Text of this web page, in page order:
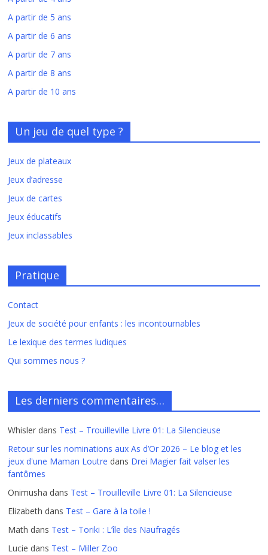
A partir de 5 ans
A partir de 6 ans
A partir de 7 ans
A partir de 8 ans
A partir de 10 ans
Un jeu de quel type ?
Jeux de plateaux
Jeux d’adresse
Jeux de cartes
Jeux éducatifs
Jeux inclassables
Pratique
Contact
Jeux de société pour enfants : les incontournables
Le lexique des termes ludiques
Qui sommes nous ?
Les derniers commentaires…
Whisler dans Test – Trouilleville Livre 01: La Silencieuse
Retour sur les nominations aux As d’Or 2026 – Le blog et les
jeux d'une Maman Loutre dans Drei Magier fait valser les
fantômes
Onimusha dans Test – Trouilleville Livre 01: La Silencieuse
Elizabeth dans Test – Gare à la toile !
Math dans Test – Toriki : L’île des Naufragés
Lucie dans Test – Miller Zoo